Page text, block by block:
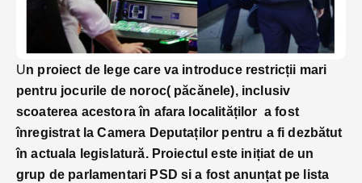
Un proiect de lege care va introduce restricții mari
pentru jocurile de noroc( păcănele), inclusiv
scoaterea acestora în afara localităților a fost
înregistrat la Camera Deputaților pentru a fi dezbătut
în actuala legislatură. Proiectul este inițiat de un
grup de parlamentari PSD si a fost anunțat pe lista